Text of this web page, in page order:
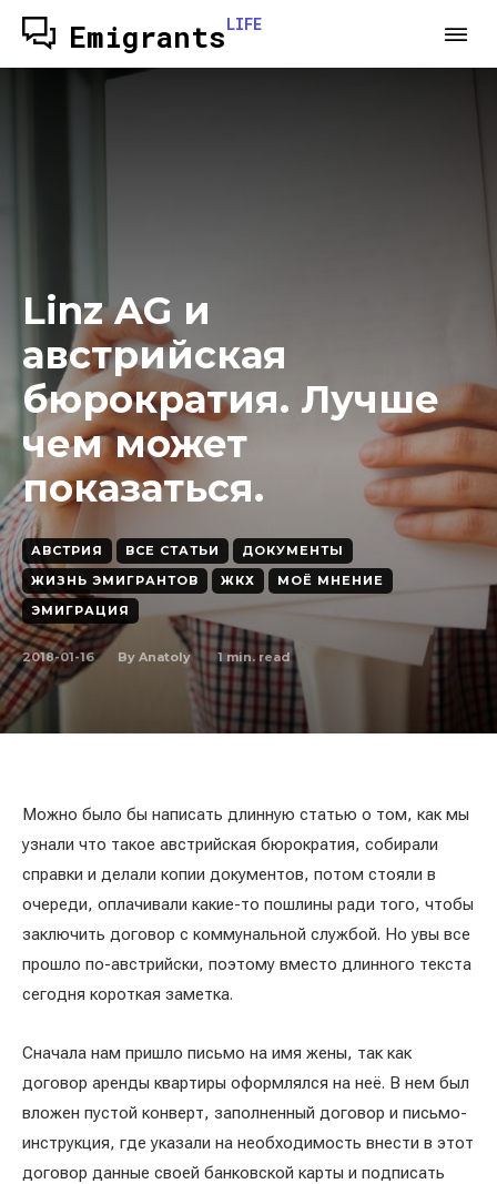
EmigrantsLIFE
Linz AG и
австрийская
бюрократия. Лучше
чем может
показаться.
АВСТРИЯ ВСЕ СТАТЬИ
ДОКУМЕНТЫ
ЖИЗНЬ ЭМИГРАНТОВ
ЖКХ
МОЁ МНЕНИЕ
ЭМИГРАЦИЯ
2018-01-16 By Anatoly 1min. read
Можно было бы написать длинную статью о том, как мы
узнали что такое австрийская бюрократия, собирали
справки и делали копии документов, потом стояли в
очереди, оплачивали какие-то пошлины ради того, чтобы
заключить договор с коммунальной службой. Но увы все
прошло по-австрийски, поэтому вместо длинного текста
сегодня короткая заметка.
Сначала нам пришло письмо на имя жены, так как
договор аренды квартиры оформлялся на неё. В нем был
вложен пустой конверт, заполненный договор и письмо-
инструкция, где указали на необходимость внести в этот
договор данные своей банковской карты и подписать